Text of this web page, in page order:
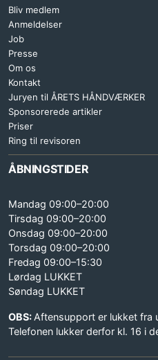
Bliv medlem
Anmeldelser
Job
Presse
Om os
Kontakt
Juryen til ÅRETS HÅNDVÆRKER
Sponsorerede artikler
Priser
Ring til revisoren
ÅBNINGSTIDER
Mandag 09:00–20:00
Tirsdag 09:00–20:00
Onsdag 09:00–20:00
Torsdag 09:00–20:00
Fredag 09:00–15:30
Lørdag LUKKET
Søndag LUKKET
OBS: Aftensupport er lukket fra
Telefonen lukker derfor kl. 16 i